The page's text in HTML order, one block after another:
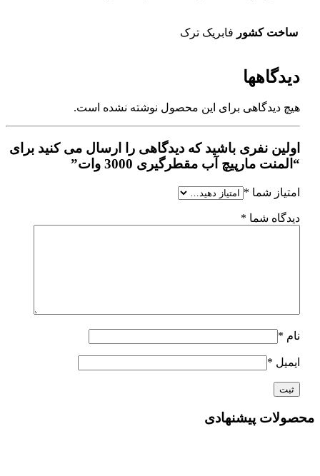
ساخت کشور فابریک ترک
دیدگاهها
هیچ دیدگاهی برای این محصول نوشته نشده است.
اولین نفری باشید که دیدگاهی را ارسال می کنید برای
“المنت مارپیچ آب مقطرگیری 3000 وات”
امتیاز شما *
دیدگاه شما *
نام *
ایمیل *
محصولات پیشنهادی